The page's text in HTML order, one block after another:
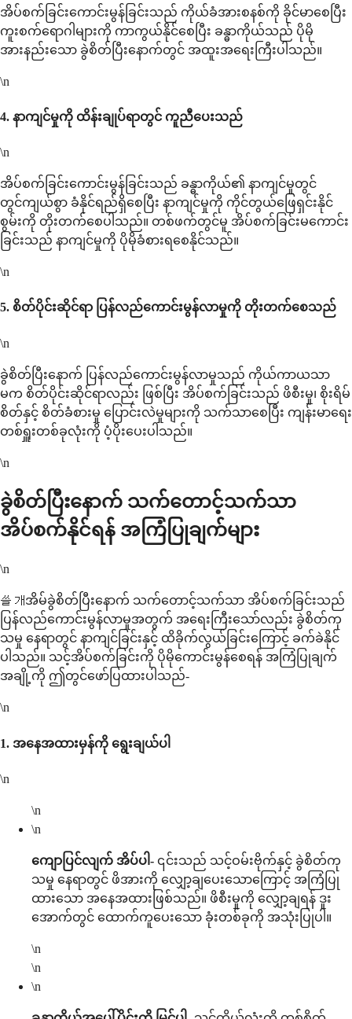
အိပ်စက်ခြင်းကောင်းမွန်ခြင်းသည် ကိုယ်ခံအားစနစ်ကို ခိုင်မာစေပြီး
ကူးစက်ရောဂါများကို ကာကွယ်နိုင်စေပြီး ခန္ဓာကိုယ်သည် ပိုမို
အားနည်းသော ခွဲစိတ်ပြီးနောက်တွင် အထူးအရေးကြီးပါသည်။
\n
4. နာကျင်မှုကို ထိန်းချုပ်ရာတွင် ကူညီပေးသည်
\n
အိပ်စက်ခြင်းကောင်းမွန်ခြင်းသည် ခန္ဓာကိုယ်၏ နာကျင်မှုတွင်
တွင်ကျယ်စွာ ခံနိုင်ရည်ရှိစေပြီး နာကျင်မှုကို ကိုင်တွယ်ဖြေရှင်းနိုင်
စွမ်းကို တိုးတက်စေပါသည်။ တစ်ဖက်တွင်မူ အိပ်စက်ခြင်းမကောင်း
ခြင်းသည် နာကျင်မှုကို ပိုမိုခံစားရစေနိုင်သည်။
\n
5. စိတ်ပိုင်းဆိုင်ရာ ပြန်လည်ကောင်းမွန်လာမှုကို တိုးတက်စေသည်
\n
ခွဲစိတ်ပြီးနောက် ပြန်လည်ကောင်းမွန်လာမှုသည် ကိုယ်ကာယသာ
မက စိတ်ပိုင်းဆိုင်ရာလည်း ဖြစ်ပြီး အိပ်စက်ခြင်းသည် ဖိစီးမှု၊ စိုးရိမ်
စိတ်နှင့် စိတ်ခံစားမှု ပြောင်းလဲမှုများကို သက်သာစေပြီး ကျန်းမာရေး
တစ်ရှူးတစ်ခုလုံးကို ပံ့ပိုးပေးပါသည်။
\n
ခွဲစိတ်ပြီးနောက် သက်တောင့်သက်သာ
အိပ်စက်နိုင်ရန် အကြံပြုချက်များ
\n
쓸개အိမ်ခွဲစိတ်ပြီးနောက် သက်တောင့်သက်သာ အိပ်စက်ခြင်းသည်
ပြန်လည်ကောင်းမွန်လာမှုအတွက် အရေးကြီးသော်လည်း ခွဲစိတ်ကု
သမှု နေရာတွင် နာကျင်ခြင်းနှင့် ထိခိုက်လွယ်ခြင်းကြောင့် ခက်ခဲနိုင်
ပါသည်။ သင့်အိပ်စက်ခြင်းကို ပိုမိုကောင်းမွန်စေရန် အကြံပြုချက်
အချို့ကို ဤတွင်ဖော်ပြထားပါသည်-
\n
1. အနေအထားမှန်ကို ရွေးချယ်ပါ
\n
\n
\n
ကျောပြင်လျက် အိပ်ပါ- ၎င်းသည် သင့်ဝမ်းဗိုက်နှင့် ခွဲစိတ်ကု
သမှု နေရာတွင် ဖိအားကို လျှော့ချပေးသောကြောင့် အကြံပြု
ထားသော အနေအထားဖြစ်သည်။ ဖိစီးမှုကို လျှော့ချရန် ဒူး
အောက်တွင် ထောက်ကူပေးသော ခုံးတစ်ခုကို အသုံးပြုပါ။
\n
\n
\n